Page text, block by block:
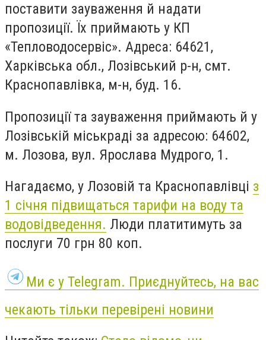
поставити зауваження й надати
пропозиції. Їх приймають у КП
«Тепловодосервіс». Адреса: 64621,
Харківська обл., Лозівський р-н, смт.
Краснопавлівка, м-н, буд. 16.
Пропозиції та зауваження приймають й у
Лозівській міськраді за адресою: 64602,
м. Лозова, вул. Ярослава Мудрого, 1.
Нагадаємо, у Лозовій та Краснопавлівці з
1 січня підвищаться тарифи на воду та
водовідведення. Люди платитимуть за
послуги 70 грн 80 коп.
Ми є у Telegram. Приєднуйтесь, на вас
чекають тільки перевірені новини